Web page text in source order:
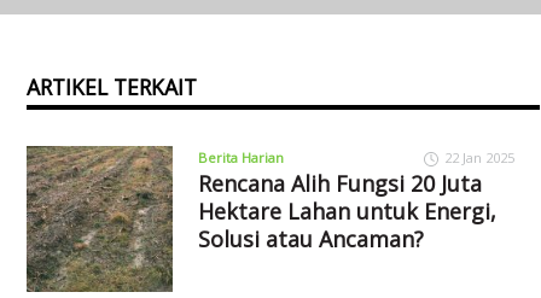
ARTIKEL TERKAIT
Berita Harian 22 Jan 2025
Rencana Alih Fungsi 20 Juta
Hektare Lahan untuk Energi,
Solusi atau Ancaman?